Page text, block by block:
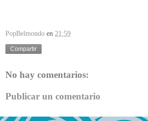
PopBelmondo en 21:59
Compartir
No hay comentarios:
Publicar un comentario